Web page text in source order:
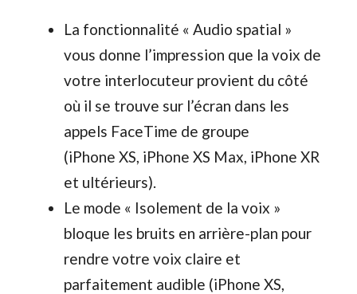
La fonctionnalité « Audio spatial »
vous donne l’impression que la voix de
votre interlocuteur provient du côté
où il se trouve sur l’écran dans les
appels FaceTime de groupe
(iPhone XS, iPhone XS Max, iPhone XR
et ultérieurs).
Le mode « Isolement de la voix »
bloque les bruits en arrière-plan pour
rendre votre voix claire et
parfaitement audible (iPhone XS,